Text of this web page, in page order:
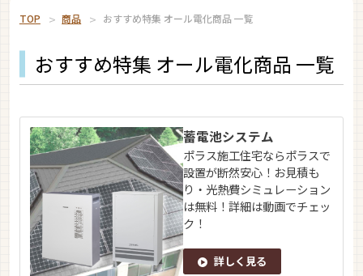
TOP 商品 おすすめ特集 オール電化商品 一覧
おすすめ特集 オール電化商品 一覧
蓄電池システム
ポラス施工住宅ならポラスで
設置が断然安心！お見積も
り・光熱費シミュレーション
は無料！詳細は動画でチェッ
ク！
詳しく見る